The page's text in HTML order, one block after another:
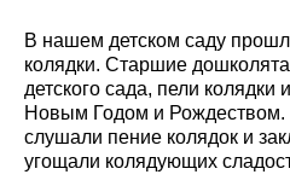
В нашем детском саду
колядки. Старшие
детского сада, пели колядки
Новым Годом и
слушали пение колядок и
угощали колядующих